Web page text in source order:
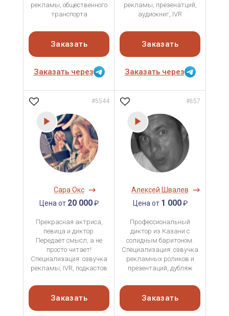
рекламы, общественного
транспорта
Заказать
Заказать через
рекламы, презенатций,
аудиокниг, IVR
Заказать
Заказать через
#5544
Сара Окс
Цена от 20 000₽
Прекрасная актриса,
певица и диктор.
Передаёт смысл, а не
просто читает!
Специализация: озвучка
рекламы, IVR, подкастов
Заказать
#657
Алексей Швалев
Цена от 1 000₽
Профессиональный
диктор из Казани с
солидным баритоном.
Специализация: озвучка
рекламных роликов и
презентаций, дубляж
Заказать